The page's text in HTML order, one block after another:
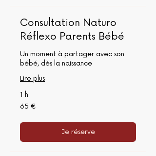
Consultation Naturo
Réflexo Parents Bébé
Un moment à partager avec son
bébé, dès la naissance
Lire plus
1 h
65
euros
65 €
Je réserve